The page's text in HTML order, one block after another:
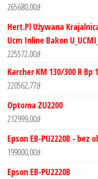
265680,00zł
Hert.Pl Używana
Ucm Inline Bakon
225572,00zł
Karcher KM 130/300 R Bp
220562,77zł
Optoma ZU2200
212999,00zł
Epson EB-PU2220B - bez
199000,00zł
Epson EB-PU2220B